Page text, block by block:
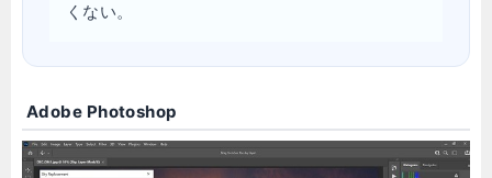
くない。
Adobe Photoshop